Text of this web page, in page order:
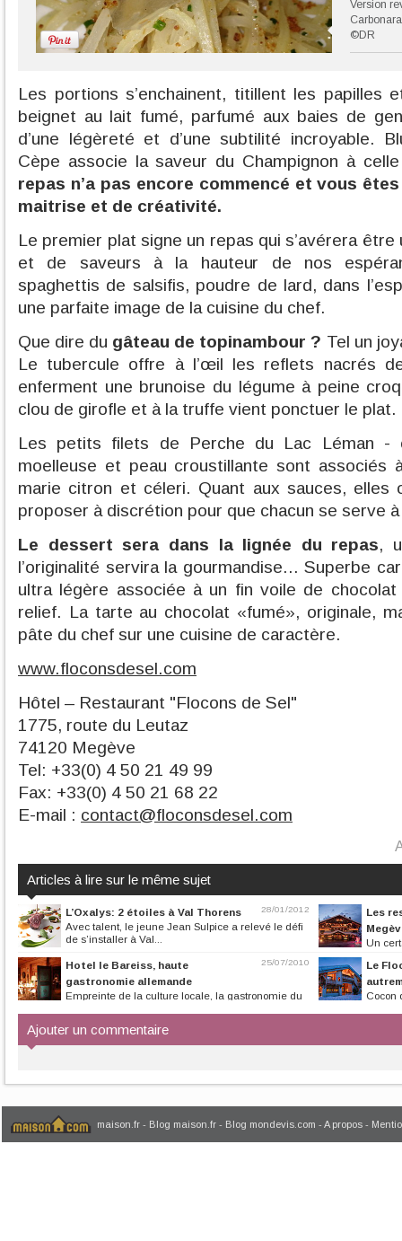
Version
©DR
Les portions s’enchainent, titillent les papilles
beignet au lait fumé, parfumé aux baies de
d’une légèreté et d’une subtilité incroyable.
Cèpe associe la saveur du Champignon à
repas n’a pas encore commencé et vous
maitrise et de créativité.
Le premier plat signe un repas qui s’avérera
et de saveurs à la hauteur de nos
spaghettis de salsifis, poudre de lard, dans
une parfaite image de la cuisine du chef.
Que dire du gâteau de topinambour ? Tel un
Le tubercule offre à l’œil les reflets nacrés
enferment une brunoise du légume à peine
clou de girofle et à la truffe vient ponctuer le plat.
Les petits filets de Perche du Lac Léman -
moelleuse et peau croustillante sont associés
marie citron et céleri. Quant aux sauces, elles
proposer à discrétion pour que chacun se serve
Le dessert sera dans la lignée du repas,
l’originalité servira la gourmandise... Superbe
ultra légère associée à un fin voile de
relief. La tarte au chocolat «fumé», originale,
pâte du chef sur une cuisine de caractère.
www.floconsdesel.com
Hôtel – Restaurant "Flocons de Sel"
1775, route du Leutaz
74120 Megève
Tel: +33(0) 4 50 21 49 99
Fax: +33(0) 4 50 21 68 22
E-mail : contact@floconsdesel.com
Articles à lire sur le même sujet
28/01/2012
L’Oxalys: 2 étoiles à Val Thorens
Avec talent, le jeune Jean Sulpice a relevé le défi
de s’installer à Val...
Les
Un
dans la table, au
25/07/2010
Hotel le Bareiss, haute
gastronomie allemande
Empreinte de la culture locale, la gastronomie du
Le
Cocon
Ajouter un commentaire
maison.fr - Blog maison.fr - Blog mondevis.com - A propos -